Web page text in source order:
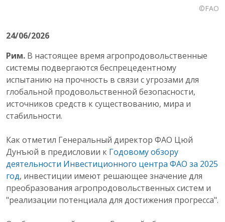
©FAO
24/06/2026
Рим. В настоящее время агропродовольственные
системы подвергаются беспрецедентному
испытанию на прочность в связи с угрозами для
глобальной продовольственной безопасности,
источников средств к существованию, мира и
стабильности.
Как отметил Генеральный директор ФАО Цюй
Дунъюй в предисловии к Годовому обзору
деятельности Инвестиционного центра ФАО за 2025
год, инвестиции имеют решающее значение для
преобразования агропродовольственных систем и
"реализации потенциала для достижения прогресса".